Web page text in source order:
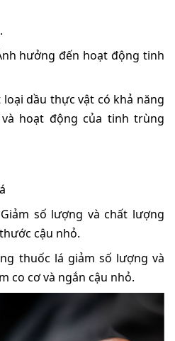
hưởng đến hoạt động tinh
dầu thực vật có khả năng
hoạt động của tinh trùng
Giảm số lượng và chất lượng
cậu nhỏ.
thuốc lá giảm số lượng và
co cơ và ngắn cậu nhỏ.